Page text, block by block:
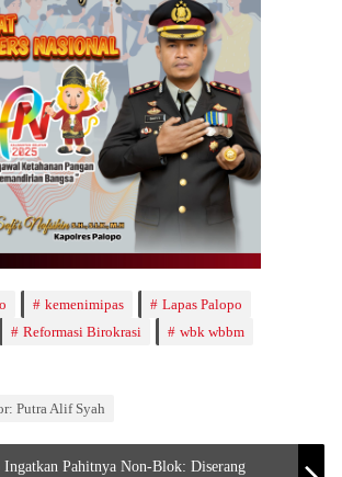
kemenimipas
Lapas Palopo
Reformasi Birokrasi
wbk wbbm
Putra Alif Syah
Ingatkan Pahitnya Non-Blok: Diserang